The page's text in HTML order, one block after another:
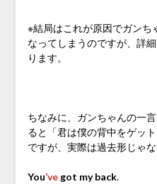
※結局はこれが原因でガンち
なってしまうのですが、詳
ります。
ちなみに、ガンちゃんの一言
ると「君は僕の背中をゲッ
ですが、実際は過去形じゃ
You’vegot my back.